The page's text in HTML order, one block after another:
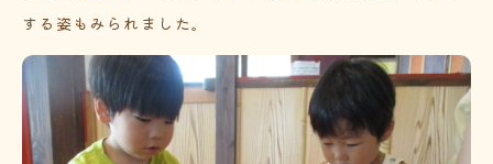
する姿もみられました。